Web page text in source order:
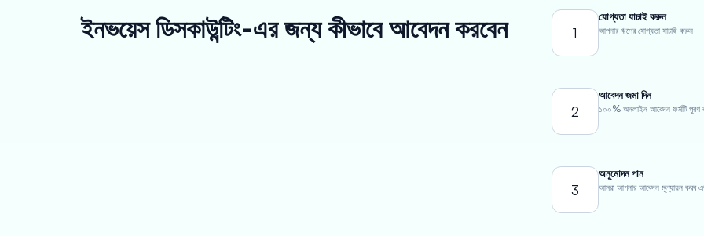
ইনভয়েস ডিসকাউন্টিং-এর জন্য কীভাবে আবেদন করবেন 1
যোগ্যতা যাচাই করুন
আপনার ঋণের যোগ্যতা যাচাই করুন
2
আবেদন জমা দিন
১০০% অনলাইন আবেদন ফর্মটি পূরণ
3
অনুমোদন পান
আমরা আপনার আবেদন মূল্যায়ন করব